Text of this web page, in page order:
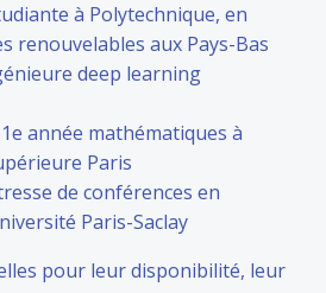
à Polytechnique, en
renouvelables aux Pays-Bas
deep learning
année mathématiques à
Paris
de conférences en
Paris-Saclay
pour leur disponibilité, leur